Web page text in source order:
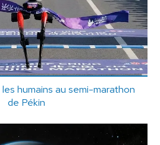
humains au semi-marathon
de Pékin